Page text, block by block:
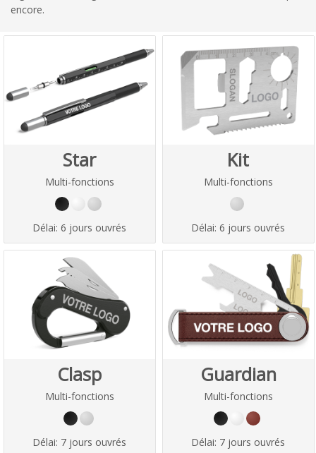
encore.
Star
Multi-fonctions
Délai: 6 jours ouvrés
Kit
Multi-fonctions
Délai: 6 jours ouvrés
Clasp
Multi-fonctions
Délai: 7 jours ouvrés
Guardian
Multi-fonctions
Délai: 7 jours ouvrés